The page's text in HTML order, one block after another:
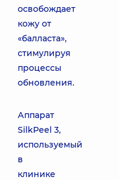
освобождает
кожу от
«балласта»,
стимулируя
процессы
обновления.
Аппарат
SilkPeel 3,
используемый
в
клинике